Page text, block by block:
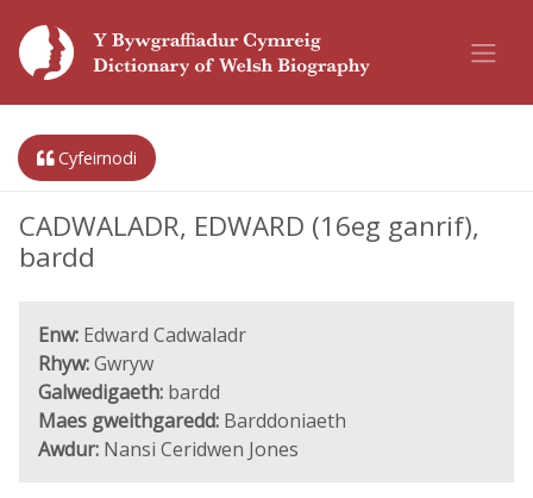
Cyfeirnodi
CADWALADR, EDWARD (16eg ganrif),
bardd
Enw: Edward Cadwaladr
Rhyw:Gwryw
Galwedigaeth: bardd
Maes gweithgaredd: Barddoniaeth
Awdur: Nansi Ceridwen Jones